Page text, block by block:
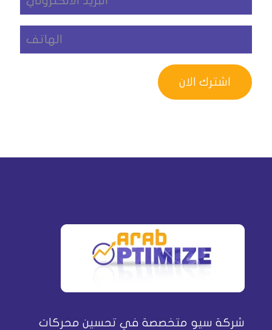
شركة سيو متخصصة في تحسين محركات